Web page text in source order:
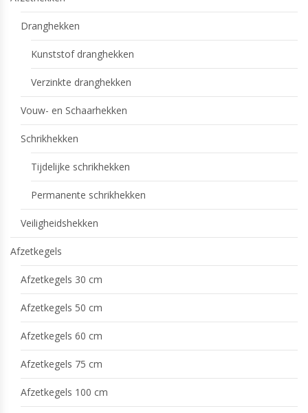
Dranghekken
Kunststof dranghekken
Verzinkte dranghekken
Vouw- en Schaarhekken
Schrikhekken
Tijdelijke schrikhekken
Permanente schrikhekken
Veiligheidshekken
Afzetkegels
Afzetkegels 30 cm
Afzetkegels 50 cm
Afzetkegels 60 cm
Afzetkegels 75 cm
Afzetkegels 100 cm